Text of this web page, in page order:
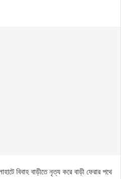
বিবাহ বাড়ীতে নৃত্য করে বাড়ী ফেরার পথে